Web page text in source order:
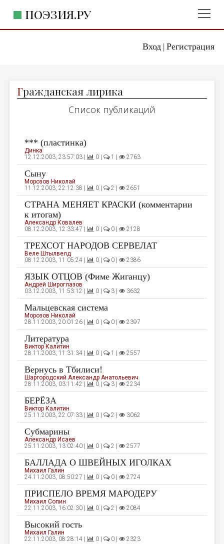
Вход| Регистрация
ПОЭЗИЯ.РУ
ЖАНРЫ
ЛИТСАЛОН
НОВОСТИ
ПРАВИЛА САЙТА
ОТДЕЛЫ И РУБРИКИ
ИЗБРАННОЕ
ДАЙДЖЕСТ
ПРОИЗВЕДЕНИЯ
ПЕРЕВОДЫ
КОНКУРСЫ
ДЕТСКАЯ КОМНАТА
КНИЖНАЯ ПОЛКА
ОБЗОР ЛИТЕРАТУРЫ
СТРАНИЦЫ ПАМЯТИ
ОБЪЯВЛЕНИЯ
КОЛОНКА РЕДАКТОРА
РЕДКОЛЛЕГИЯ
ОТ РЕДАКЦИИ
МАЛАЯ ПРОЗА
ЭССЕИСТИКА
ЛИТЕРАТУРОВЕДЕНИЕ
КУЛЬТУРОВЕДЕНИЕ
ПУБЛИЦИСТИКА
РЕЦЕНЗИРОВАНИЕ
Гражданская лирика
Список публикаций
*** (пластинка)
Динка
12.12.2003, 23:57:03 |
0 | 1 | 2763
Сыну
Морозов Николай
11.12.2003, 22:12:38 |
0 | 2 | 2651
СТРАНА МЕНЯЕТ КРАСКИ (комментарии
к итогам)
Александр Ковалев
08.12.2003, 12:33:47 |
0 | 0 | 2128
ТРЕХСОТ НАРОДОВ СЕРВЕЛАТ
Веле Штылвелд
08.12.2003, 11:05:24 |
0 | 0 | 2386
ЯЗЫК ОТЦОВ (Фиме Жиганцу)
Андрей Широглазов
03.12.2003, 11:53:12 |
0 | 3 | 3632
Мальцевская система
Морозов Николай
28.11.2003, 20:01:26 |
0 | 0 | 2397
Литература
Виктор Калитин
28.11.2003, 11:31:34 |
0 | 1 | 2557
Вернусь в Тбилиси!
Шаргородский Александр Анатольевич
28.11.2003, 03:11:42 |
0 | 3 | 2234
БЕРЁЗА
Виктор Калитин
25.11.2003, 22:07:33 |
0 | 2 | 3062
Субмарины
Александр Исаев
25.11.2003, 13:02:40 |
0 | 2 | 2577
БАЛЛАДА О ШВЕЙНЫХ ИГОЛКАХ
Михаил Галин
24.11.2003, 08:50:27 |
0 | 0 | 2724
ПРИСПЕЛО ВРЕМЯ МАРОДЕРУ
Михаил Сопин
22.11.2003, 16:02:30 |
0 | 2 | 2084
Высокий гость
Михаил Галин
22.11.2003, 08:28:14 |
0 | 0 | 2323